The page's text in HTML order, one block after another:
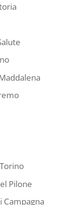
Pilone
Campagna